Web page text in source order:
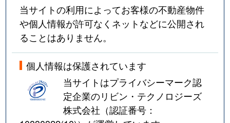
当サイトの利用によってお客様の不動産物件
や個人情報が許可なくネットなどに公開され
ることはありません。
個人情報は保護されています
当サイトはプライバシーマーク認
定企業のリビン・テクノロジーズ
株式会社（認証番号：